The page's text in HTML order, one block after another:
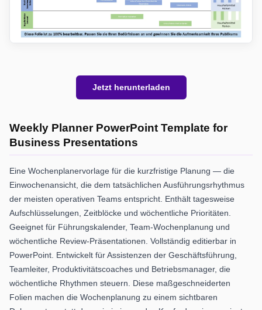
Jetzt herunterladen
Weekly Planner PowerPoint Template for
Business Presentations
Eine Wochenplanervorlage für die kurzfristige Planung — die
Einwochenansicht, die dem tatsächlichen Ausführungsrhythmus
der meisten operativen Teams entspricht. Enthält tagesweise
Aufschlüsselungen, Zeitblöcke und wöchentliche Prioritäten.
Geeignet für Führungskalender, Team-Wochenplanung und
wöchentliche Review-Präsentationen. Vollständig editierbar in
PowerPoint. Entwickelt für Assistenzen der Geschäftsführung,
Teamleiter, Produktivitätscoaches und Betriebsmanager, die
wöchentliche Rhythmen steuern. Diese maßgeschneiderten
Folien machen die Wochenplanung zu einem sichtbaren